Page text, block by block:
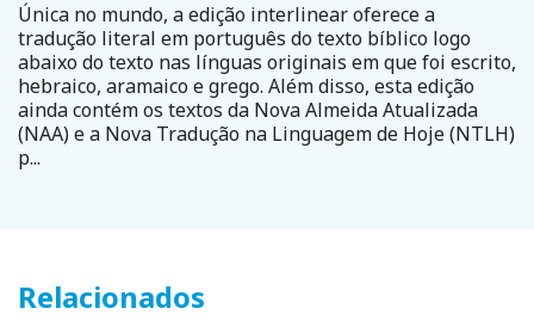
Única no mundo, a edição interlinear oferece a
tradução literal em português do texto bíblico logo
abaixo do texto nas línguas originais em que foi escrito,
hebraico, aramaico e grego. Além disso, esta edição
ainda contém os textos da Nova Almeida Atualizada
(NAA) e a Nova Tradução na Linguagem de Hoje (NTLH)
p...
Relacionados